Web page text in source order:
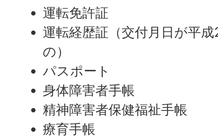
運転免許証
運転経歴証（交付月日が平
の）
パスポート
身体障害者手帳
精神障害者保健福祉手帳
療育手帳